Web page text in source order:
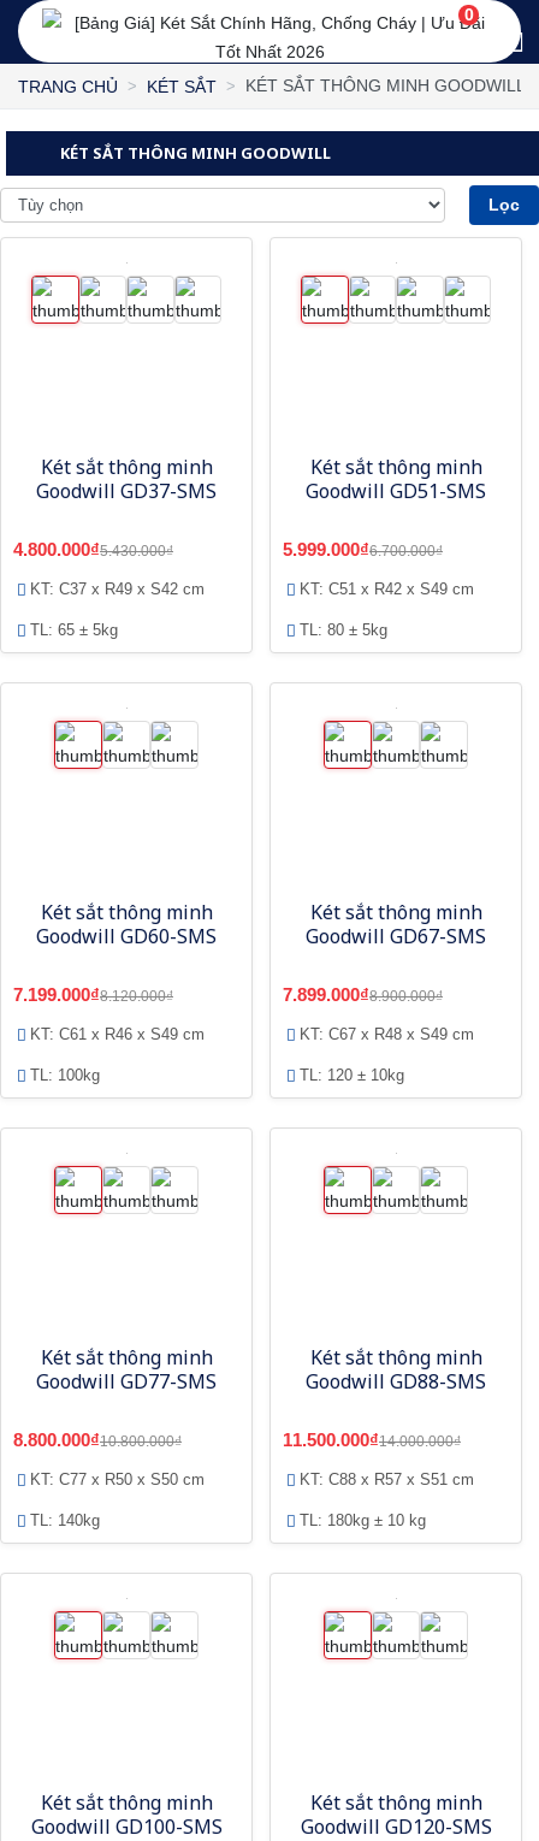
0
TRANG CHỦ KÉT SẮT KÉT SẮT THÔNG MINH GOODWILL
KÉT SẮT THÔNG MINH GOODWILL
Lọc
Két sắt thông minh
Goodwill GD37-SMS
4.800.000₫5.430.000₫
KT: C37 x R49 x S42 cm
TL: 65 ± 5kg
Két sắt thông minh
Goodwill GD51-SMS
5.999.000₫6.700.000₫
KT: C51 x R42 x S49 cm
TL: 80 ± 5kg
Két sắt thông minh
Goodwill GD60-SMS
7.199.000₫8.120.000₫
KT: C61 x R46 x S49 cm
TL: 100kg
Két sắt thông minh
Goodwill GD67-SMS
7.899.000₫8.900.000₫
KT: C67 x R48 x S49 cm
TL: 120 ± 10kg
Két sắt thông minh
Goodwill GD77-SMS
8.800.000₫10.800.000₫
KT: C77 x R50 x S50 cm
TL: 140kg
Két sắt thông minh
Goodwill GD88-SMS
11.500.000₫14.000.000₫
KT: C88 x R57 x S51 cm
TL: 180kg ± 10 kg
Két sắt thông minh
Goodwill GD100-SMS
Két sắt thông minh
Goodwill GD120-SMS